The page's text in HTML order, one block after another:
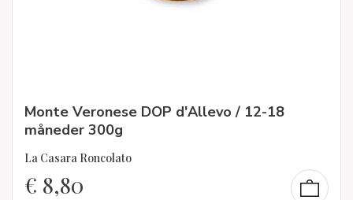
Monte Veronese DOP d'Allevo / 12-18
måneder 300g
La Casara Roncolato
€ 8,80